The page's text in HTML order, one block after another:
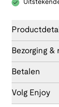
Bezorging &
Betalen
Volg Enjoy